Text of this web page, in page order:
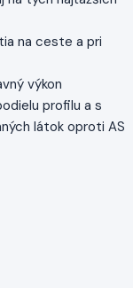
na ceste a pri
výkon
profilu a s
látok oproti AS